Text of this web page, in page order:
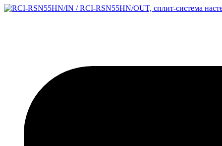
Перейти